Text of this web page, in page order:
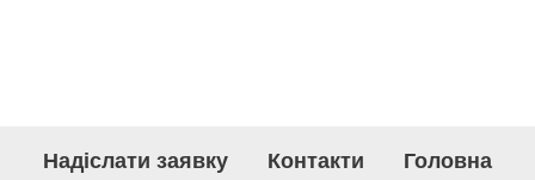
Надіслати заявку Контакти Головна